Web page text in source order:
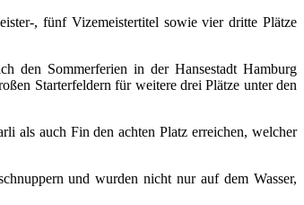
, fünf Vizemeistertitel sowie vier dritte Plätze
den Sommerferien in der Hansestadt Hamburg
Starterfeldern für weitere drei Plätze unter den
als auch Fin den achten Platz erreichen, welcher
und wurden nicht nur auf dem Wasser,